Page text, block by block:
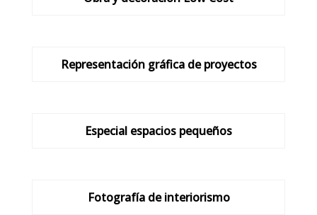
Representación gráfica de proyectos
Especial espacios pequeños
Fotografía de interiorismo